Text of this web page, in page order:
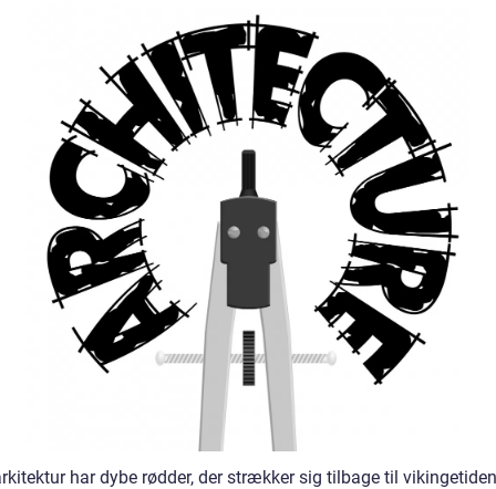
har dybe rødder, der strækker sig tilbage til